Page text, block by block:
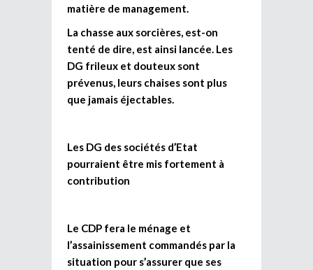
matière de management.
La chasse aux sorcières, est-on
tenté de dire, est ainsi lancée. Les
DG frileux et douteux sont
prévenus, leurs chaises sont plus
que jamais éjectables.
Les DG des sociétés d’Etat
pourraient être mis fortement à
contribution
Le CDP fera le ménage et
l’assainissement commandés par la
situation pour s’assurer que ses